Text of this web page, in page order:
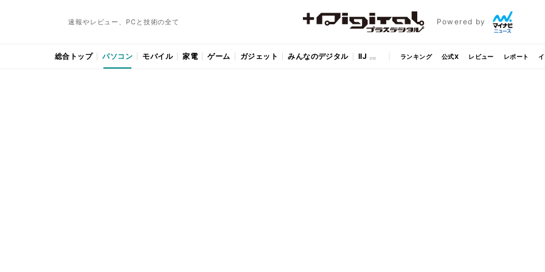
速報やレビュー、PCと技術の全て Powered by
総合トップ パソコン モバイル 家電 ゲーム ガジェット みんなのデジタル IIJ ランキング 公式X レビュー レポート